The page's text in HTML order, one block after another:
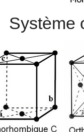
Système